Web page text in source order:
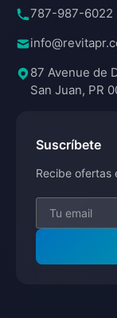
787-987-6022
87 Avenue de
San Juan, PR
Suscríbete
Recibe ofertas